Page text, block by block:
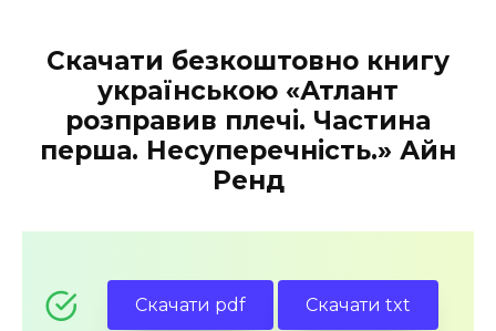
Скачати безкоштовно книгу
українською «Атлант
розправив плечі. Частина
перша. Несуперечність.» Айн
Ренд
Скачати pdf Скачати txt